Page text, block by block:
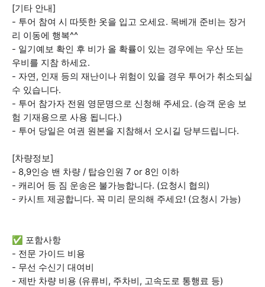
[기타 안내]
- 투어 참여 시 따뜻한 옷을 입고 오세요. 목베개 준비는 장거
리 이동에 행복^^
- 일기예보 확인 후 비가 올 확률이 있는 경우에는 우산 또는
우비를 지참 하세요.
- 자연, 인재 등의 재난이나 위험이 있을 경우 투어가 취소되실
수 있습니다.
- 투어 참가자 전원 영문명으로 신청해 주세요. (승객 운송 보
험 기재용으로 사용 됩니다.)
- 투어 당일은 여권 원본을 지참해서 오시길 당부드립니다.
[차량정보]
- 8,9인승 밴 차량 / 탑승인원 7 or 8인 이하
- 캐리어 등 짐 운송은 불가능합니다. (요청시 협의)
- 카시트 제공합니다. 꼭 미리 문의해 주세요! (요청시 가능)
✅ 포함사항
- 전문 가이드 비용
- 무선 수신기 대여비
- 제반 차량 비용 (유류비, 주차비, 고속도로 통행료 등)